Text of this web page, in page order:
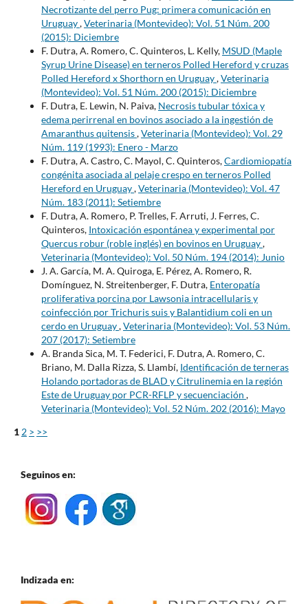
Necrotizante del perro Pug: primera comunicación en
Uruguay,Veterinaria (Montevideo): Vol. 51 Núm. 200
(2015): Diciembre
F. Dutra, A. Romero, C. Quinteros, L. Kelly, MSUD (Maple
Syrup Urine Disease) en terneros Polled Hereford y cruzas
Polled Hereford x Shorthorn en Uruguay,Veterinaria
(Montevideo): Vol. 51 Núm. 200 (2015): Diciembre
F. Dutra, E. Lewin, N. Paiva, Necrosis tubular tóxica y
edema perirrenal en bovinos asociado a la ingestión de
Amaranthus quitensis,Veterinaria (Montevideo): Vol. 29
Núm. 119 (1993): Enero - Marzo
F. Dutra, A. Castro, C. Mayol, C. Quinteros,Cardiomiopatía
congénita asociada al pelaje crespo en terneros Polled
Hereford en Uruguay,Veterinaria (Montevideo): Vol. 47
Núm. 183 (2011): Setiembre
F. Dutra, A. Romero, P. Trelles, F. Arruti, J. Ferres, C.
Quinteros, Intoxicación espontánea y experimental por
Quercus robur (roble inglés) en bovinos en Uruguay,
Veterinaria (Montevideo): Vol. 50 Núm. 194 (2014): Junio
J. A. García, M. A. Quiroga, E. Pérez, A. Romero, R.
Domínguez, N. Streitenberger, F. Dutra, Enteropatía
proliferativa porcina por Lawsonia intracellularis y
coinfección por Trichuris suis y Balantidium coli en un
cerdo en Uruguay,Veterinaria (Montevideo): Vol. 53 Núm.
207 (2017): Setiembre
A. Branda Sica, M. T. Federici, F. Dutra, A. Romero, C.
Briano, M. Dalla Rizza, S. Llambí, Identificación de terneras
Holando portadoras de BLAD y Citrulinemia en la región
Este de Uruguay por PCR-RFLP y secuenciación ,
Veterinaria (Montevideo): Vol. 52 Núm. 202 (2016): Mayo
1 2 > >>
Seguinos en:
Indizada en: